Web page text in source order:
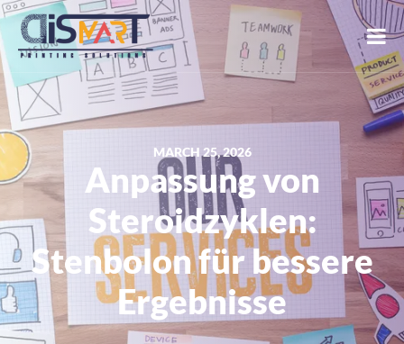
MARCH 25, 2026
Anpassung von
Steroidzyklen:
Stenbolon für bessere
Ergebnisse